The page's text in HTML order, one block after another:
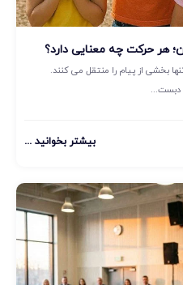
بخشی از پیام را منتقل می کنند.
دبست...
بیشتر بخوانید ...